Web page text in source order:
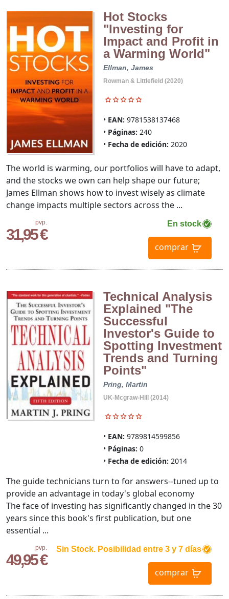
Hot Stocks
"Investing for
Impact and Profit in
a Warming World"
Ellman, James
Rowman & Littlefield (2020)
EAN: 9781538137468
Páginas: 240
Fecha de edición: 2020
pvp.
31,95 €
En stock
comprar
The world is warming, our portfolios will have to adapt,
and the stocks we own can help shape our future;
James Ellman shows how to invest wisely as climate
change impacts multiple sectors across the ...
Technical Analysis
Explained "The
Successful
Investor's Guide to
Spotting Investment
Trends and Turning
Points"
Pring, Martin
UK-Mcgraw-Hill (2014)
EAN: 9789814599856
Páginas: 0
Fecha de edición: 2014
pvp.
49,95 €
Sin Stock. Posibilidad entre 3 y 7 días
comprar
The guide technicians turn to for answers--tuned up to
provide an advantage in today's global economy
The face of investing has significantly changed in the 30
years since this book's first publication, but one
essential ...